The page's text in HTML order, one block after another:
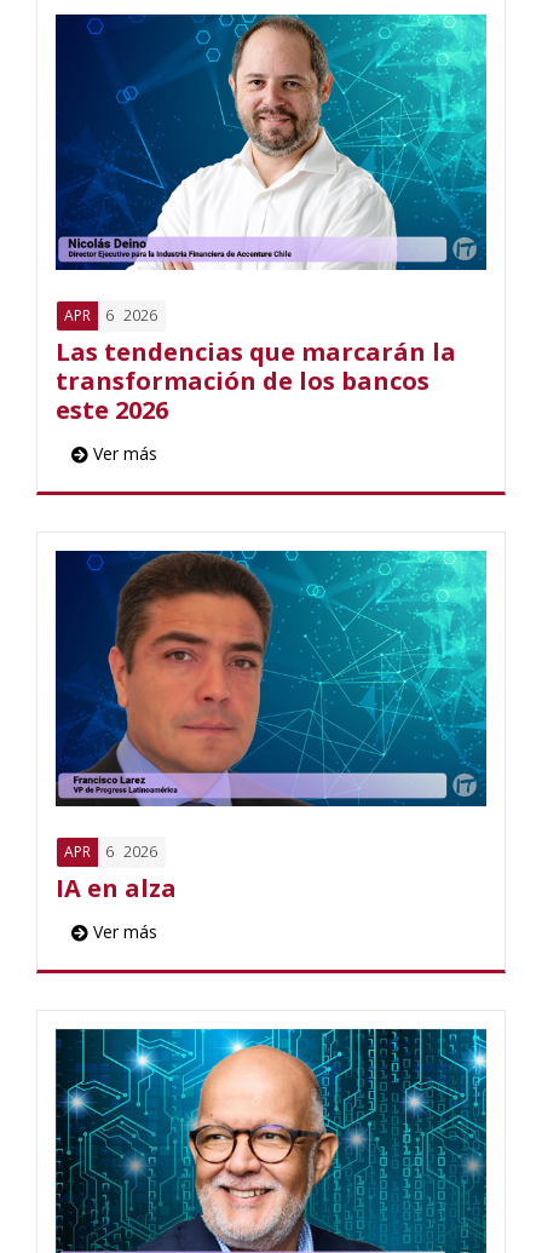
APR 6 2026
Las tendencias que marcarán la
transformación de los bancos
este 2026
Ver más
APR 6 2026
IA en alza
Ver más